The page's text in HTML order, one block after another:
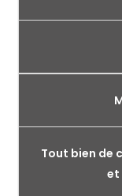
Tout bien de
et